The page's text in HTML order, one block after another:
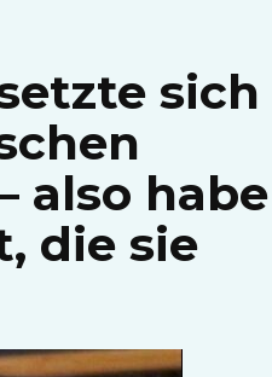
sich
also habe
die sie